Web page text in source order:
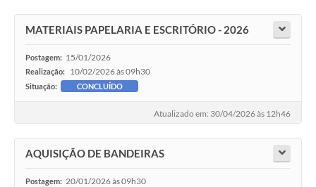
MATERIAIS PAPELARIA E ESCRITÓRIO - 2026
Postagem: 15/01/2026
Realização: 10/02/2026 às 09h30
Situação: CONCLUÍDO
Atualizado em: 30/04/2026 às 12h46
AQUISIÇÃO DE BANDEIRAS
Postagem: 20/01/2026 às 09h30